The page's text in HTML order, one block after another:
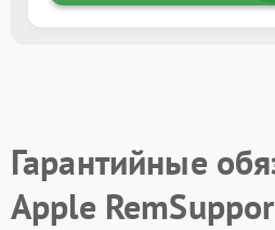
Гарантийные
Apple